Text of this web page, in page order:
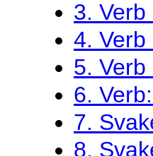
3.
4.
5.
6.
7.
8.